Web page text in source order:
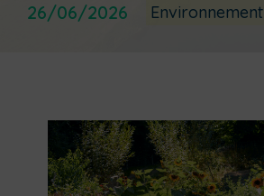
26/06/2026 Environnement